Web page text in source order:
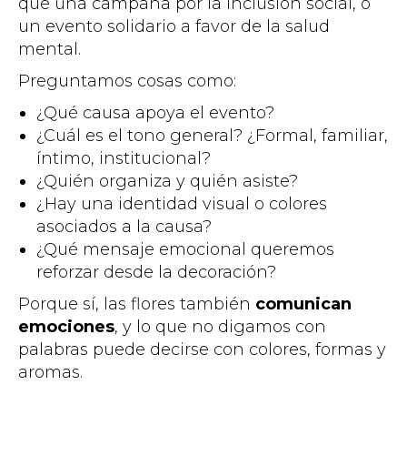
un evento solidario a favor de la salud
mental.
Preguntamos cosas como:
¿Qué causa apoya el evento?
¿Cuál es el tono general? ¿Formal, familiar,
íntimo, institucional?
¿Quién organiza y quién asiste?
¿Hay una identidad visual o colores
asociados a la causa?
¿Qué mensaje emocional queremos
reforzar desde la decoración?
Porque sí, las flores también comunican
emociones, y lo que no digamos con
palabras puede decirse con colores, formas y
aromas.